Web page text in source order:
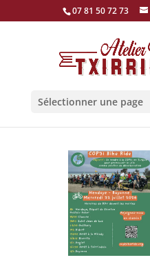
07 81 50 72 73
Sélectionner une page